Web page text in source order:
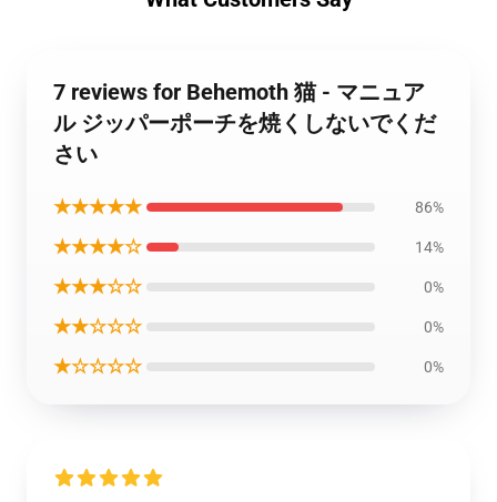
7 reviews for Behemoth 猫 - マニュア
ル ジッパーポーチを焼くしないでくだ
さい
★★★★★ 86%
★★★★☆ 14%
★★★☆☆ 0%
★★☆☆☆ 0%
★☆☆☆☆ 0%